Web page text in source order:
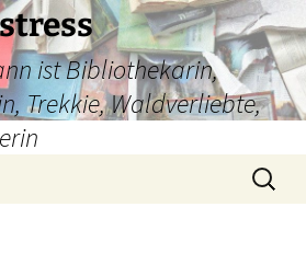
ist Bibliothekarin,
Trekkie, Waldverliebte,
Suchen
nach: